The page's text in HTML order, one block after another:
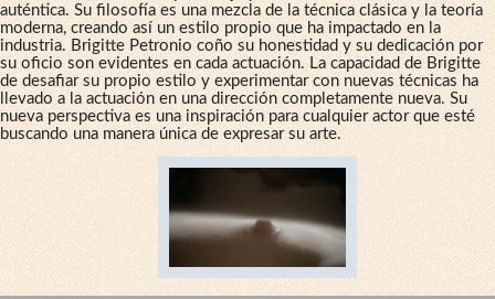
auténtica. Su filosofía es una mezcla de la técnica clásica y la teoría
moderna, creando así un estilo propio que ha impactado en la
industria. Brigitte Petronio coño su honestidad y su dedicación por
su oficio son evidentes en cada actuación. La capacidad de Brigitte
de desafiar su propio estilo y experimentar con nuevas técnicas ha
llevado a la actuación en una dirección completamente nueva. Su
nueva perspectiva es una inspiración para cualquier actor que esté
buscando una manera única de expresar su arte.